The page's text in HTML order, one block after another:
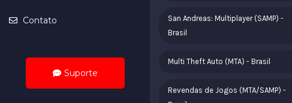
Contato
Suporte
San Andreas: Multiplayer (SAMP) -
Brasil
Multi Theft Auto (MTA) - Brasil
Revendas de Jogos (MTA/SAMP) -